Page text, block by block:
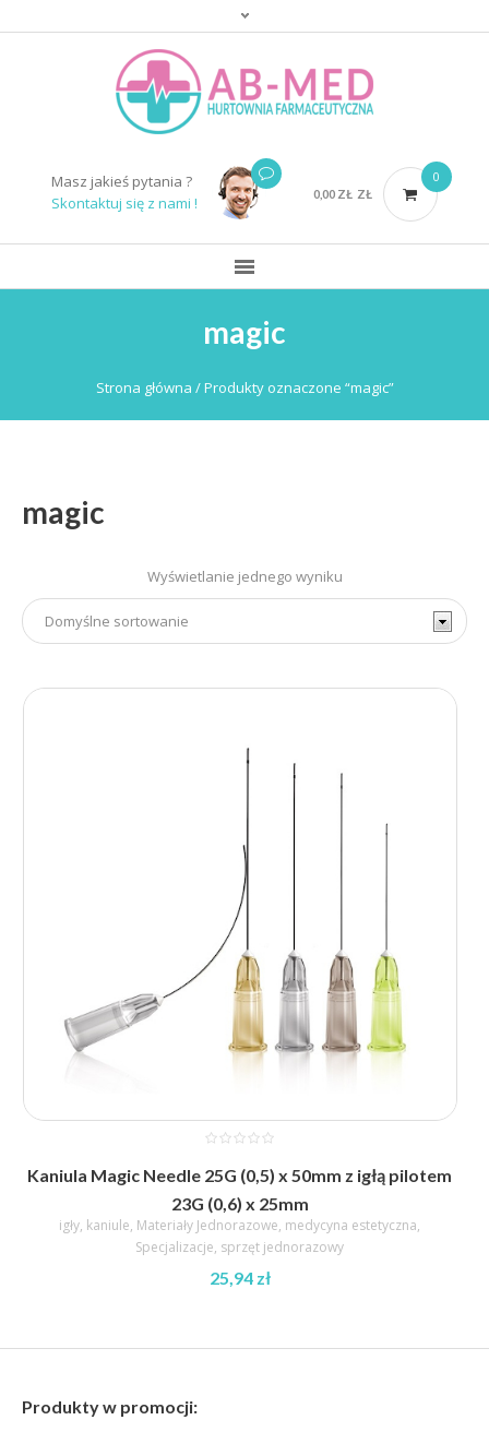
Masz jakieś pytania ?
Skontaktuj się z nami !
0,00 ZŁ ZŁ
0
magic
Strona główna / Produkty oznaczone “magic”
magic
Wyświetlanie jednego wyniku
Kaniula Magic Needle 25G (0,5) x 50mm z igłą pilotem
23G (0,6) x 25mm
igły, kaniule, Materiały Jednorazowe, medycyna estetyczna,
Specjalizacje, sprzęt jednorazowy
25,94 zł
Produkty w promocji: